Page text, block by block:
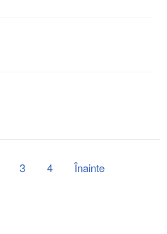
3 4 Înainte